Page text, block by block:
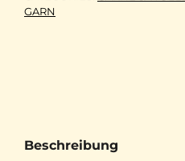
GARN
Beschreibung